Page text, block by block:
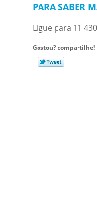
PARA SABER
Ligue para 11
Gostou? compartilhe!